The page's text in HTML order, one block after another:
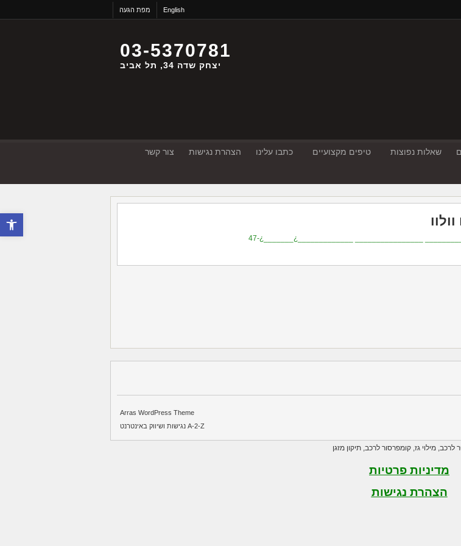
פתח
English מפת הגעה
03-5370781
יצחק שדה 34, תל אביב
שאלות נפוצות טיפים מקצועיים כתבו עלינו הצהרת נגישות צור קשר
Arras WordPress Theme
A-2-Z נגישות ושיווק באינטרנט
לרכב,מילוי גז,קומפרסור לרכב,תיקון מזגן
מדיניות פרטיות
הצהרת נגישות